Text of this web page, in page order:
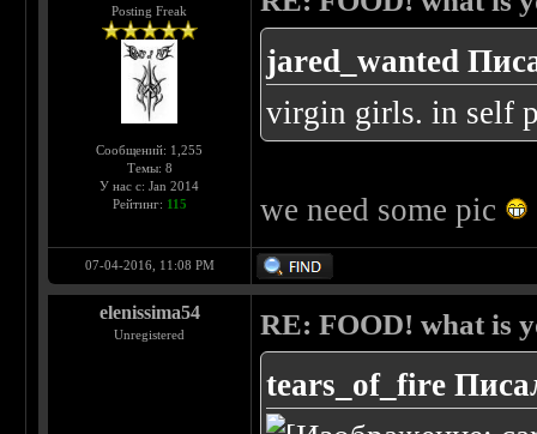
Posting Freak
Сообщений: 1,255
Темы: 8
У нас с: Jan 2014
Рейтинг: 115
jared_wanted
virgin girls. in self
we need some pic
07-04-2016, 11:08 PM
elenissima54
Unregistered RE: FOOD! what is
tears_of_fire